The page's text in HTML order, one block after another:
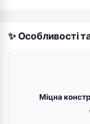
✨ Особливості
Міцна